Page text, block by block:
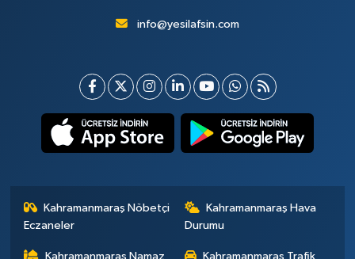
info@yesilafsin.com
Kahramanmaraş Nöbetçi
Eczaneler
Kahramanmaraş Hava
Durumu
Kahramanmaraş Namaz Kahramanmaraş Trafik